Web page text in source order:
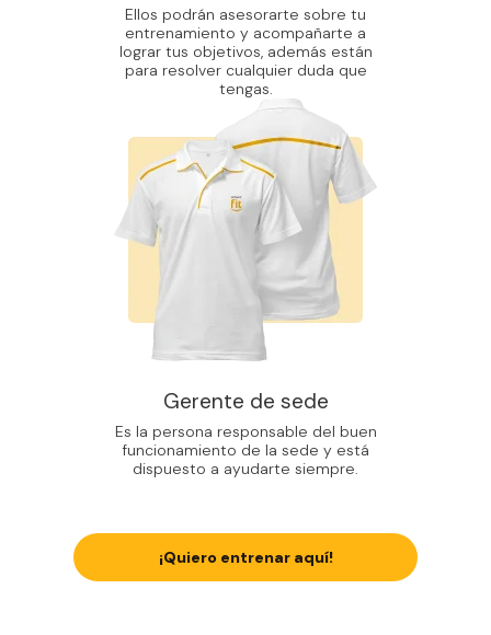
Ellos podrán asesorarte sobre tu
entrenamiento y acompañarte a
lograr tus objetivos, además están
para resolver cualquier duda que
tengas.
Gerente de sede
Es la persona responsable del buen
funcionamiento de la sede y está
dispuesto a ayudarte siempre.
¡Quiero entrenar aquí!